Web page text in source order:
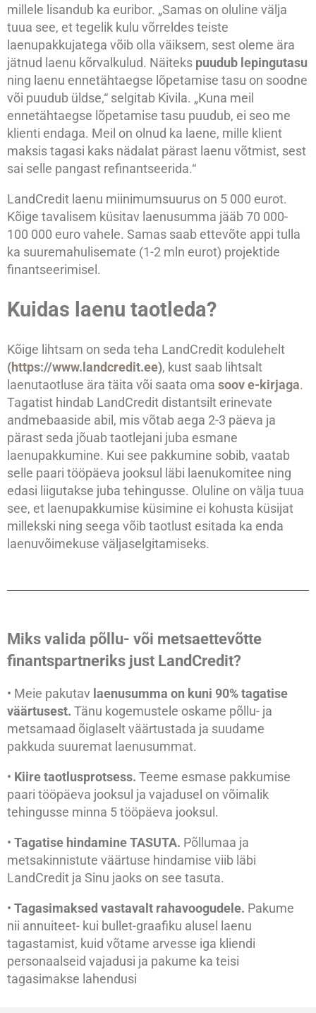
millele lisandub ka euribor. „Samas on oluline välja
tuua see, et tegelik kulu võrreldes teiste
laenupakkujatega võib olla väiksem, sest oleme ära
jätnud laenu kõrvalkulud. Näiteks puudub lepingutasu
ning laenu ennetähtaegse lõpetamise tasu on soodne
või puudub üldse,“ selgitab Kivila. „Kuna meil
ennetähtaegse lõpetamise tasu puudub, ei seo me
klienti endaga. Meil on olnud ka laene, mille klient
maksis tagasi kaks nädalat pärast laenu võtmist, sest
sai selle pangast refinantseerida.“
LandCredit laenu miinimumsuurus on 5 000 eurot.
Kõige tavalisem küsitav laenusumma jääb 70 000-
100 000 euro vahele. Samas saab ettevõte appi tulla
ka suuremahulisemate (1-2 mln eurot) projektide
finantseerimisel.
Kuidas laenu taotleda?
Kõige lihtsam on seda teha LandCredit kodulehelt
(https://www.landcredit.ee), kust saab lihtsalt
laenutaotluse ära täita või saata oma soov e-kirjaga.
Tagatist hindab LandCredit distantsilt erinevate
andmebaaside abil, mis võtab aega 2-3 päeva ja
pärast seda jõuab taotlejani juba esmane
laenupakkumine. Kui see pakkumine sobib, vaatab
selle paari tööpäeva jooksul läbi laenukomitee ning
edasi liigutakse juba tehingusse. Oluline on välja tuua
see, et laenupakkumise küsimine ei kohusta küsijat
millekski ning seega võib taotlust esitada ka enda
laenuvõimekuse väljaselgitamiseks.
Miks valida põllu- või metsaettevõtte
finantspartneriks just LandCredit?
• Meie pakutav laenusumma on kuni 90% tagatise
väärtusest. Tänu kogemustele oskame põllu- ja
metsamaad õiglaselt väärtustada ja suudame
pakkuda suuremat laenusummat.
• Kiire taotlusprotsess. Teeme esmase pakkumise
paari tööpäeva jooksul ja vajadusel on võimalik
tehingusse minna 5 tööpäeva jooksul.
• Tagatise hindamine TASUTA. Põllumaa ja
metsakinnistute väärtuse hindamise viib läbi
LandCredit ja Sinu jaoks on see tasuta.
• Tagasimaksed vastavalt rahavoogudele. Pakume
nii annuiteet- kui bullet-graafiku alusel laenu
tagastamist, kuid võtame arvesse iga kliendi
personaalseid vajadusi ja pakume ka teisi
tagasimakse lahendusi